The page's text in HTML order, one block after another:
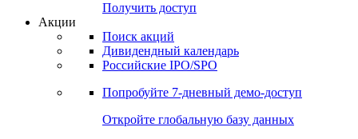
Получить доступ
Акции
Поиск акций
Дивидендный календарь
Российские IPO/SPO
Попробуйте 7-дневный демо-доступ
Откройте глобальную базу данных